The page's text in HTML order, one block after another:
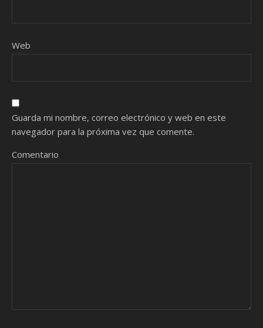
Web
Guarda mi nombre, correo electrónico y web en este
navegador para la próxima vez que comente.
Comentario